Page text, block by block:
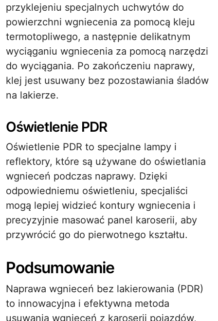
przyklejeniu specjalnych uchwytów do
powierzchni wgniecenia za pomocą kleju
termotopliwego, a następnie delikatnym
wyciąganiu wgniecenia za pomocą narzędzi
do wyciągania. Po zakończeniu naprawy,
klej jest usuwany bez pozostawiania śladów
na lakierze.
Oświetlenie PDR
Oświetlenie PDR to specjalne lampy i
reflektory, które są używane do oświetlania
wgnieceń podczas naprawy. Dzięki
odpowiedniemu oświetleniu, specjaliści
mogą lepiej widzieć kontury wgniecenia i
precyzyjnie masować panel karoserii, aby
przywrócić go do pierwotnego kształtu.
Podsumowanie
Naprawa wgnieceń bez lakierowania (PDR)
to innowacyjna i efektywna metoda
usuwania wgnieceń z karoserii pojazdów,